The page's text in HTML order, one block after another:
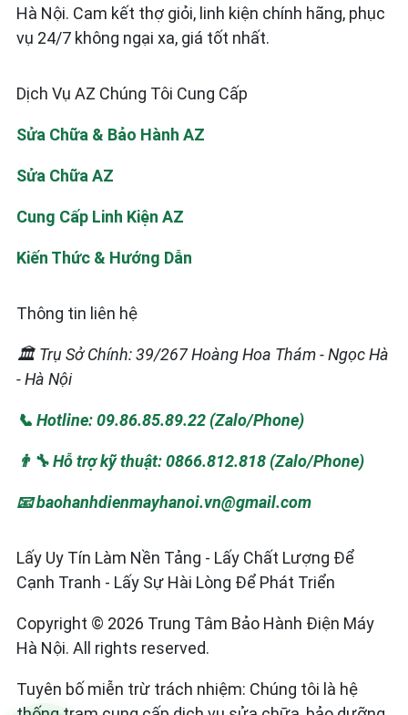
Hà Nội. Cam kết thợ giỏi, linh kiện chính hãng, phục
vụ 24/7 không ngại xa, giá tốt nhất.
Dịch Vụ AZ Chúng Tôi Cung Cấp
Sửa Chữa & Bảo Hành AZ
Sửa Chữa AZ
Cung Cấp Linh Kiện AZ
Kiến Thức & Hướng Dẫn
Thông tin liên hệ
🏛️ Trụ Sở Chính: 39/267 Hoàng Hoa Thám - Ngọc Hà
- Hà Nội
📞 Hotline: 09.86.85.89.22 (Zalo/Phone)
👨‍🔧 Hỗ trợ kỹ thuật: 0866.812.818 (Zalo/Phone)
📧 baohanhdienmayhanoi.vn@gmail.com
Lấy Uy Tín Làm Nền Tảng - Lấy Chất Lượng Để
Cạnh Tranh - Lấy Sự Hài Lòng Để Phát Triển
Copyright © 2026 Trung Tâm Bảo Hành Điện Máy
Hà Nội. All rights reserved.
Tuyên bố miễn trừ trách nhiệm: Chúng tôi là hệ